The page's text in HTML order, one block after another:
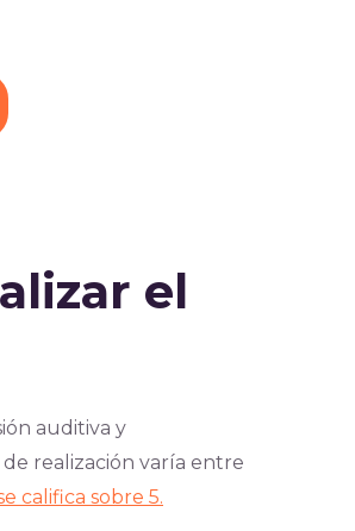
el
auditiva y
realización varía entre
califica sobre 5.